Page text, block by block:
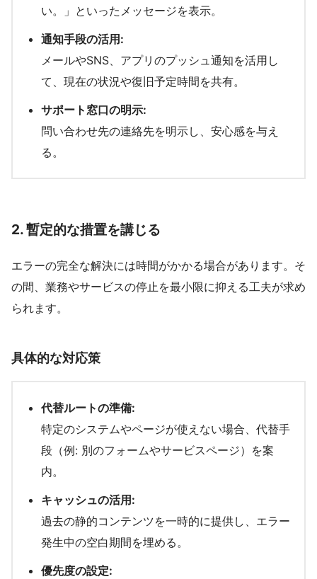
い。」といったメッセージを表示。
通知手段の活用:
メールやSNS、アプリのプッシュ通知を活用し
て、現在の状況や復旧予定時間を共有。
サポート窓口の明示:
問い合わせ先の連絡先を明示し、安心感を与え
る。
2.暫定的な措置を講じる
エラーの完全な解決には時間がかかる場合があります。そ
の間、業務やサービスの停止を最小限に抑える工夫が求め
られます。
具体的な対応策
代替ルートの準備:
特定のシステムやページが使えない場合、代替手
段（例: 別のフォームやサービスページ）を案
内。
キャッシュの活用:
過去の静的コンテンツを一時的に提供し、エラー
発生中の空白期間を埋める。
優先度の設定: